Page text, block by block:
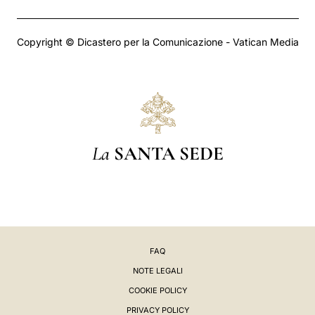
Copyright © Dicastero per la Comunicazione - Vatican Media
La SANTA SEDE
FAQ
NOTE LEGALI
COOKIE POLICY
PRIVACY POLICY